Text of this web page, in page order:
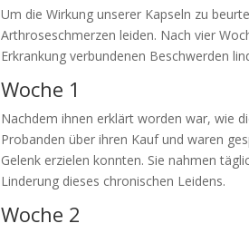
Um die Wirkung unserer Kapseln zu
Arthroseschmerzen leiden. Nach vier
Erkrankung verbundenen Beschwerden
Woche 1
Nachdem ihnen erklärt worden war, wie
Probanden über ihren Kauf und waren
Gelenk erzielen konnten. Sie nahmen
Linderung dieses chronischen Leidens.
Woche 2